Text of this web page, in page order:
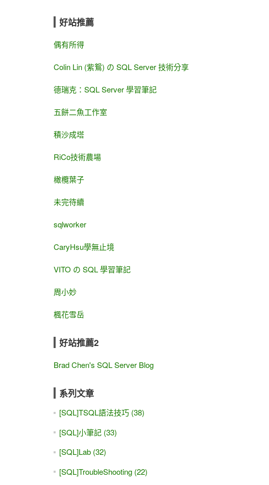
好站推薦
偶有所得
Colin Lin (紫鴛) の SQL Server 技術分享
德瑞克：SQL Server 學習筆記
五餅二魚工作室
積沙成塔
RiCo技術農場
橄欖葉子
未完待續
sqlworker
CaryHsu學無止境
VITO の SQL 學習筆記
周小妙
楓花雪岳
好站推薦2
Brad Chen's SQL Server Blog
系列文章
[SQL]TSQL語法技巧 (38)
[SQL]小筆記 (33)
[SQL]Lab (32)
[SQL]TroubleShooting (22)